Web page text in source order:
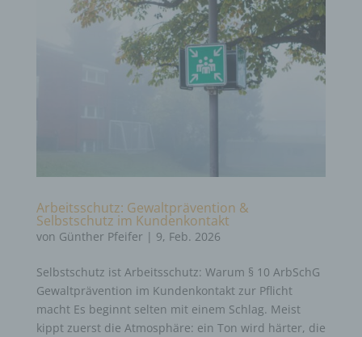
Arbeitsschutz: Gewaltprävention &
Selbstschutz im Kundenkontakt
von Günther Pfeifer| 9, Feb. 2026
Selbstschutz ist Arbeitsschutz: Warum § 10 ArbSchG
Gewaltprävention im Kundenkontakt zur Pflicht
macht Es beginnt selten mit einem Schlag. Meist
kippt zuerst die Atmosphäre: ein Ton wird härter, die